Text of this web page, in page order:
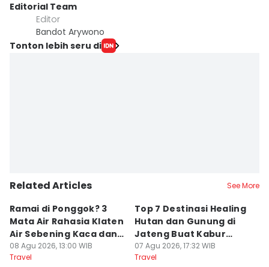
Editorial Team
Editor
Bandot Arywono
Tonton lebih seru di
Related Articles See More
Ramai di Ponggok? 3
Mata Air Rahasia Klaten
Air Sebening Kaca dan
Masih Sepi
08 Agu 2026, 13:00 WIB
Travel
Top 7 Destinasi Healing
Hutan dan Gunung di
Jateng Buat Kabur
Sejenak, Under Rp200
Ribu
07 Agu 2026, 17:32 WIB
Travel